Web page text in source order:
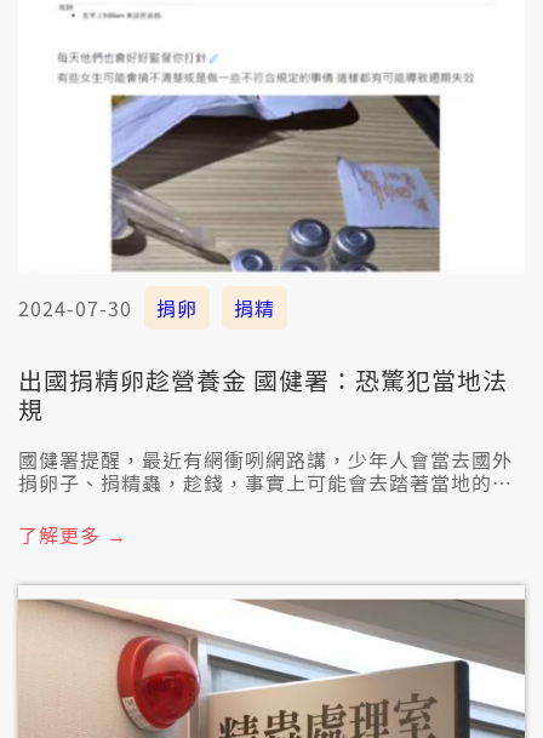
2024-07-30 捐卵 捐精
出國捐精卵趁營養金 國健署：恐驚犯當地法
規
國健署提醒，最近有網衝咧網路講，少年人會當去國外
捐卵子、捐精蟲，趁錢，事實上可能會去踏著當地的法
殖法」，上重關2年或者是罰100萬。
了解更多 →